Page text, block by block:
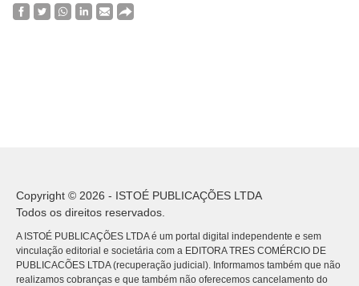
Copyright © 2026 - ISTOÉ PUBLICAÇÕES LTDA
Todos os direitos reservados.
A ISTOÉ PUBLICAÇÕES LTDA é um portal digital independente e sem
vinculação editorial e societária com a EDITORA TRES COMÉRCIO DE
PUBLICACÕES LTDA (recuperação judicial). Informamos também que não
realizamos cobranças e que também não oferecemos cancelamento do